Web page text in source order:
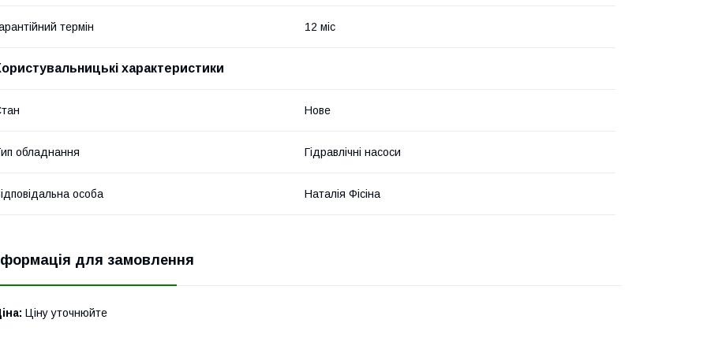
термін 12 міс
характеристики
Нове
обладнання Гідравлічні насоси
особа Наталія Фісіна
для замовлення
Ціну уточнюйте